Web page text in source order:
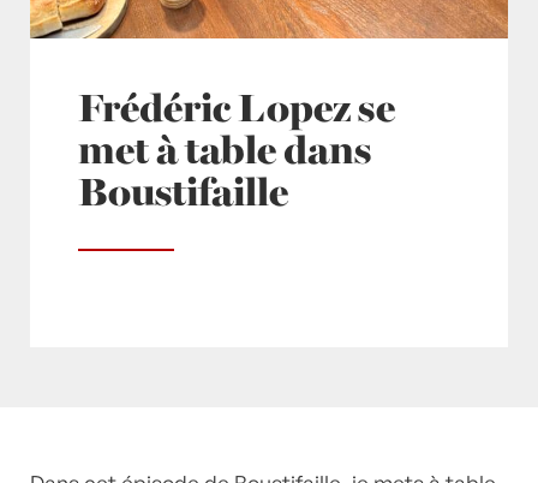
Frédéric Lopez se
met à table dans
Boustifaille